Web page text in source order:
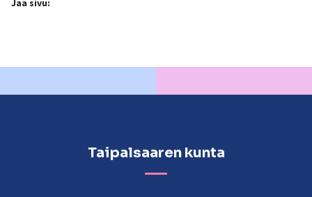
Jaa sivu:
Taipalsaaren kunta